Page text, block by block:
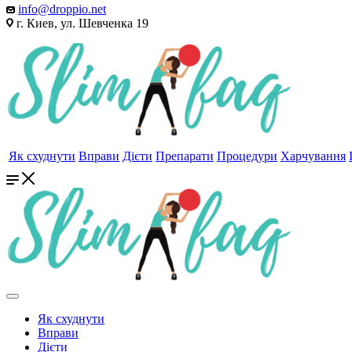
info@droppio.net
г. Киев, ул. Шевченка 19
Як схуднути Вправи Дієти Препарати Процедури Харчування
Як схуднути
Вправи
Дієти